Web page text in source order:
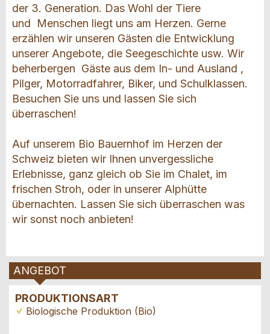
der 3. Generation. Das Wohl der Tiere
und Menschen liegt uns am Herzen. Gerne
erzählen wir unseren Gästen die Entwicklung
unserer Angebote, die Seegeschichte usw. Wir
beherbergen Gäste aus dem In- und Ausland ,
Pilger, Motorradfahrer, Biker, und Schulklassen.
Besuchen Sie uns und lassen Sie sich
überraschen!
Auf unserem Bio Bauernhof im Herzen der
Schweiz bieten wir Ihnen unvergessliche
Erlebnisse, ganz gleich ob Sie im Chalet, im
frischen Stroh, oder in unserer Alphütte
übernachten. Lassen Sie sich überraschen was
wir sonst noch anbieten!
ANGEBOT
PRODUKTIONSART
Biologische Produktion (Bio)